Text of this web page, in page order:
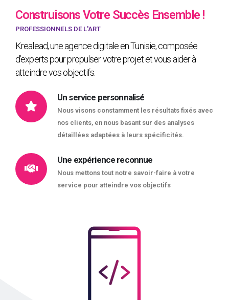
Construisons Votre Succès Ensemble !
PROFESSIONNELS DE L'ART
Krealead, une agence digitale en Tunisie, composée
d’experts pour propulser votre projet et vous aider à
atteindre vos objectifs.
Un service personnalisé
Nous visons constamment les résultats fixés avec
nos clients, en nous basant sur des analyses
détaillées adaptées à leurs spécificités.
Une expérience reconnue
Nous mettons tout notre savoir-faire à votre
service pour atteindre vos objectifs